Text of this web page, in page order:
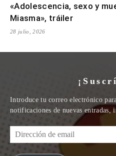
«Adolescencia, sexo y
Miasma», tráiler
28 julio, 2026
Introduce tu correo electrónico
notificaciones de nuevas entradas,
Dirección
de
email